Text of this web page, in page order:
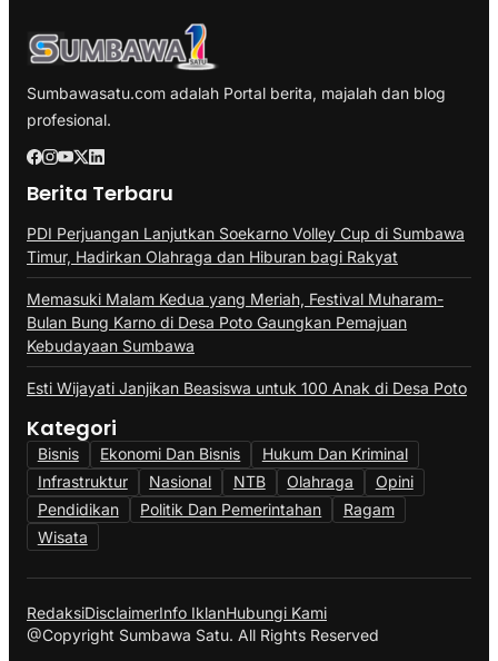
Sumbawasatu.com adalah Portal berita, majalah dan blog
profesional.
Berita Terbaru
PDI Perjuangan Lanjutkan Soekarno Volley Cup di Sumbawa
Timur, Hadirkan Olahraga dan Hiburan bagi Rakyat
Memasuki Malam Kedua yang Meriah, Festival Muharam-
Bulan Bung Karno di Desa Poto Gaungkan Pemajuan
Kebudayaan Sumbawa
Esti Wijayati Janjikan Beasiswa untuk 100 Anak di Desa Poto
Kategori
Bisnis Ekonomi Dan Bisnis
Hukum Dan Kriminal
Infrastruktur
Nasional NTB Olahraga
Opini
Pendidikan
Politik Dan Pemerintahan
Ragam
Wisata
RedaksiDisclaimerInfo IklanHubungi Kami
@Copyright Sumbawa Satu. All Rights Reserved